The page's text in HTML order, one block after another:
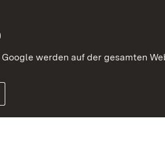
werden auf der gesamten